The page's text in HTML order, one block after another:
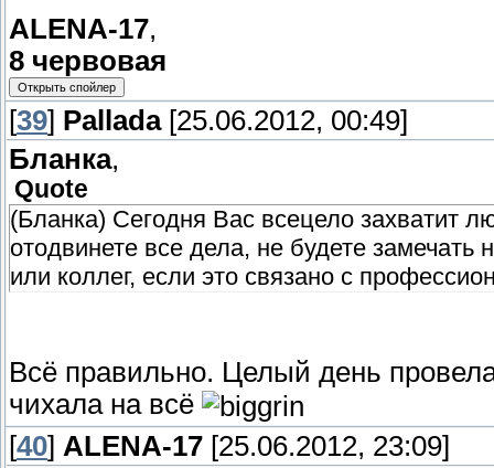
ALENA-17,
8 червовая
[39] Pallada[25.06.2012, 00:49]
Бланка,
Quote
(Бланка) Сегодня Вас всецело захватит
отодвинете все дела, не будете
или коллег, если это связано с
Всё правильно. Целый день
чихала на всё
[40] ALENA-17 [25.06.2012, 23:09]